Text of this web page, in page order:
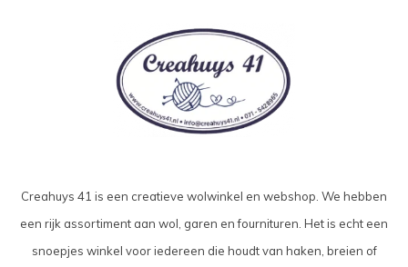
Creahuys 41 is een creatieve wolwinkel en webshop. We hebben
een rijk assortiment aan wol, garen en fournituren. Het is echt een
snoepjes winkel voor iedereen die houdt van haken, breien of